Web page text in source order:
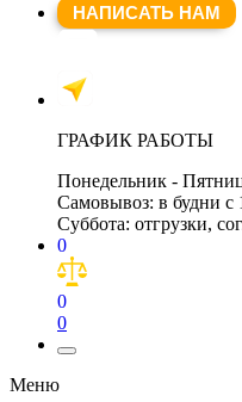
НАПИСАТЬ НАМ
ГРАФИК РАБОТЫ
Понедельник -
Самовывоз: в будни с
Суббота: отгрузки,
0
0
0
Меню